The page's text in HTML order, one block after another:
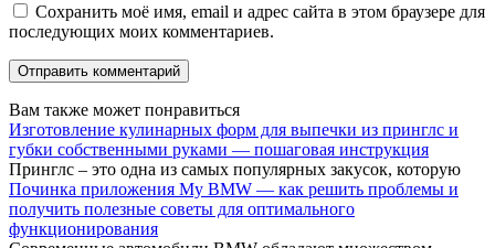
Сохранить моё имя, email и адрес сайта в этом браузере для
последующих моих комментариев.
Вам также может понравиться
Изготовление кулинарных форм для выпечки из принглс и
губки собственными руками — пошаговая инструкция
Принглс – это одна из самых популярных закусок, которую
Починка приложения My BMW — как решить проблемы и
получить полезные советы для оптимального
функционирования